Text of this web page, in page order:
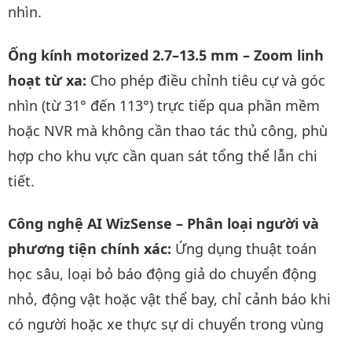
nhìn.
Ống kính motorized 2.7–13.5 mm – Zoom linh
hoạt từ xa: Cho phép điều chỉnh tiêu cự và góc
nhìn (từ 31° đến 113°) trực tiếp qua phần mềm
hoặc NVR mà không cần thao tác thủ công, phù
hợp cho khu vực cần quan sát tổng thể lẫn chi
tiết.
Công nghệ AI WizSense – Phân loại người và
phương tiện chính xác: Ứng dụng thuật toán
học sâu, loại bỏ báo động giả do chuyển động
nhỏ, động vật hoặc vật thể bay, chỉ cảnh báo khi
có người hoặc xe thực sự di chuyển trong vùng